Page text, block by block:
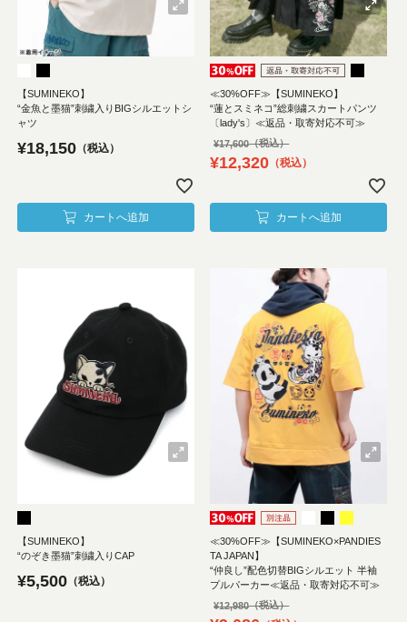
【SUMINEKO】
“金魚と墨猫”刺繍入りBIGシルエットシ
ャツ
¥18,150 税込
カートへ追加
≪30%OFF≫【SUMINEKO】
“蓮とスミネコ”総刺繍スカートパンツ
〔lady's〕≪返品・取寄対応不可≫
¥17,600
¥12,320 税込
カートへ追加
【SUMINEKO】
“のぞき墨猫”刺繍入りCAP
¥5,500 税込
≪30%OFF≫【SUMINEKO×PANDIES
TA JAPAN】
“仲良し”配色切替BIGシルエット 半袖
プルパーカー≪返品・取寄対応不可≫
¥12,980